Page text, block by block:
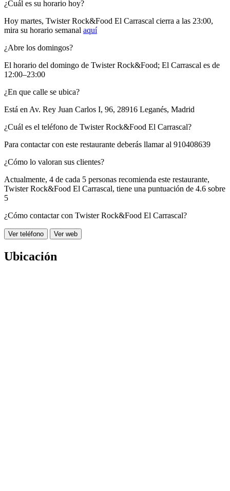
¿Cuál es su horario hoy?
Hoy martes, Twister Rock&Food El Carrascal cierra a las 23:00,
mira su horario semanal aquí
¿Abre los domingos?
El horario del domingo de Twister Rock&Food; El Carrascal es de
12:00–23:00
¿En que calle se ubica?
Está enAv. Rey Juan Carlos I, 96, 28916 Leganés, Madrid
¿Cuál es el teléfono de Twister Rock&Food El Carrascal?
Para contactar con este restaurante deberás llamar al 910408639
¿Cómo lo valoran sus clientes?
Actualmente, 4 de cada 5 personas recomienda este restaurante,
Twister Rock&Food El Carrascal, tiene una puntuación de 4.6 sobre
5
¿Cómo contactar con Twister Rock&Food El Carrascal?
Ver teléfono Ver web
Ubicación